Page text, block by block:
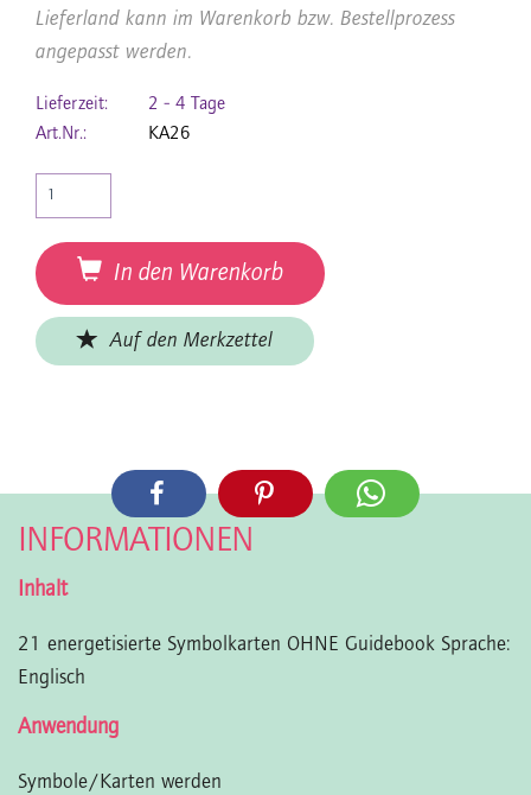
Lieferland kann im Warenkorb bzw. Bestellprozess
angepasst werden.
Lieferzeit:
2 - 4 Tage
Art.Nr.:
KA26
In den Warenkorb
Auf den Merkzettel
INFORMATIONEN
Inhalt
21 energetisierte Symbolkarten OHNE Guidebook Sprache:
Englisch
Anwendung
Symbole/Karten werden